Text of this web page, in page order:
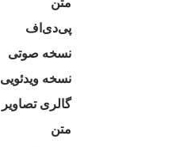
متن
پی‌دی‌اف
نسخه صوتی
نسخه ویدئویی
گالری تصاویر
متن